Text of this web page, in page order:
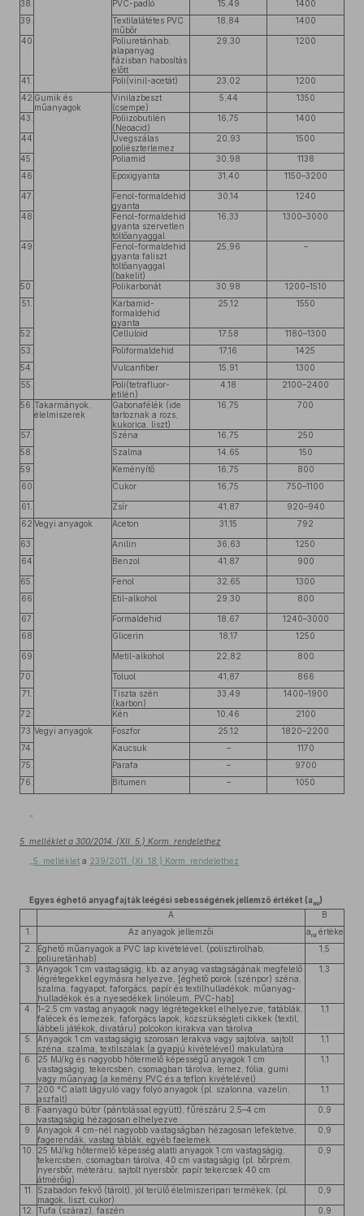
38. PVC-padló 15,49
1400
39.
Textilalátétes PVC
műbőr
18,84 1400
40
Poliuretánhab,
alapanyag
fázisban habosítás
előtt
29,30 1200
41. Poli(vinil-acetát) 23,02
1200
42 Gumik és
műanyagok
Vinilazbeszt
(csempe)
5,44 1350
43.
Poliizobutilén
(Neoacid)
16,75 1400
44
Üvegszálas
poliészterlemez
20,93 1500
45. Poliamid 30,98
1138
46
Epoxigyanta 31,40 1150–3200
47.
Fenol-formaldehid
gyanta
30,14 1240
48
Fenol-formaldehid
gyanta szervetlen
töltőanyaggal
16,33 1300–3000
49
Fenol-formaldehid
gyanta faliszt
töltőanyaggal
(bakelit)
25,96 –
50. Polikarbonát 30,98
1200–1510
51.
Karbamid-
formaldehid
gyanta
25,12 1550
52. Celluloid 17,58
1180–1300
53.
Poliformaldehid 17,16
1425
54.
Vulcanfiber 15,91
1300
55.
Poli(tetrafluor-
etilén)
4,18 2100–2400
56. Takarmányok,
élelmiszerek
Gabonafélék (ide
tartoznak a rozs,
kukorica, liszt)
16,75 700
57. Széna 16,75
250
58.
Szalma 14,65
150
59.
Keményítő 16,75
800
60
Cukor 16,75 750–1100
61. Zsír 41,87
920–940
62 Vegyi anyagok Aceton 31,15 792
63. Anilin 36,63
1250
64
Benzol 41,87 900
65. Fenol 32,65
1300
66
Etil-alkohol 29,30 800
67. Formaldehid 18,67
1240–3000
68
Glicerin 18,17 1250
69
Metil-alkohol 22,82 800
70. Toluol 41,87
866
71.
Tiszta szén
(karbon)
33,49 1400–1900
72. Kén 10,46
2100
73. Vegyi anyagok Foszfor 25,12
1820–2200
74.
Kaucsuk –
1170
75.
Parafa –
9700
76.
Bitumen – 1050
”
5. melléklet a 300/2014. (XII. 5.) Korm. rendelethez
5. melléklet a 239/2011. (XI. 18.) Korm. rendelethez
Egyes éghető anyagfajták leégési sebességének jellemző értéket (a mi)
A
B
1.
Az anyagok jellemzői amiértéke
2.
Éghető műanyagok a PVC lap kivételével, (polisztirolhab,
poliuretánhab)
1,5
3.
Anyagok 1 cm vastagságig, kb. az anyag vastagságának megfelelő
légrétegekkel egymásra helyezve, [éghető porok (szénpor) széna,
szalma, fagyapot, faforgács, papír és textilhulladékok, műanyag-
hulladékok és a nyesedékek linóleum, PVC-hab]
1,3
4.
1–2,5 cm vastag anyagok nagy légrétegekkel elhelyezve, fatáblák,
falécek és lemezek, faforgács lapok, közszükségleti cikkek (textil,
lábbeli játékok, divatáru) polcokon kirakva van tárolva
1,1
5.
Anyagok 1 cm vastagságig szorosan lerakva vagy sajtolva, sajtolt
széna, szalma, textilszálak (a gyapjú kivételével) makulatúra
1,1
6.
25 MJ/kg és nagyobb hőtermelő képességű anyagok 1 cm
vastagságig, tekercsben, csomagban tárolva, lemez, fólia, gumi
vagy műanyag (a kemény PVC és a teflon kivételével)
1,1
7.
200 °C alatt lágyuló vagy folyó anyagok (pl. szalonna, vazelin,
aszfalt)
1,1
8.
Faanyagú bútor (pántolással együtt), fűrészáru 2,5–4 cm
vastagságig hézagosan elhelyezve
0,9
9.
Anyagok 4 cm-nél nagyobb vastagságban hézagosan lefektetve,
fagerendák, vastag táblák, egyéb faelemek
0,9
10.
25 MJ/kg hőtermelő képesség alatti anyagok 1 cm vastagságig,
tekercsben, csomagban tárolva, 40 cm vastagságig (pl. bőrprém,
nyersbőr, méteráru, sajtolt nyersbőr, papír tekercsek 40 cm
átmérőig)
0,9
11.
Szabadon fekvő (tárolt), jól terülő élelmiszeripari termékek, (pl.
magok, liszt, cukor)
0,9
12. Tufa (száraz), faszén
0,9